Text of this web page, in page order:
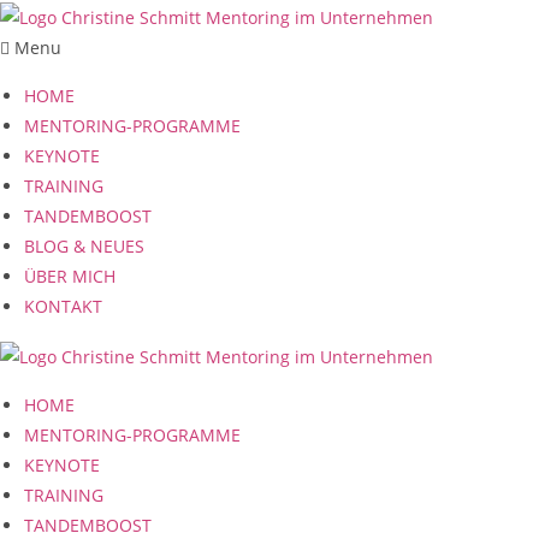
Zum
Inhalt
Menu
HOME
MENTORING-PROGRAMME
KEYNOTE
TRAINING
TANDEMBOOST
BLOG & NEUES
ÜBER MICH
KONTAKT
HOME
MENTORING-PROGRAMME
KEYNOTE
TRAINING
TANDEMBOOST